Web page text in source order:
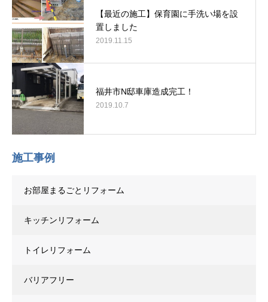
【最近の施工】保育園に手洗い場を設
置しました
2019.11.15
福井市N邸車庫造成完工！
2019.10.7
施工事例
お部屋まるごとリフォーム
キッチンリフォーム
トイレリフォーム
バリアフリー